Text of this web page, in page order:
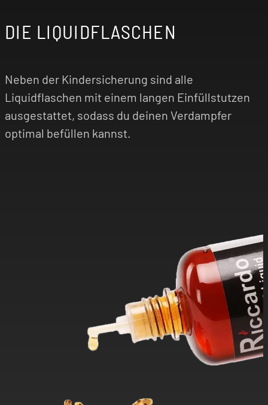
DIE LIQUIDFLASCHEN
Neben der Kindersicherung sind alle
Liquidflaschen mit einem langen Einfüllstutzen
ausgestattet, sodass du deinen Verdampfer
optimal befüllen kannst.